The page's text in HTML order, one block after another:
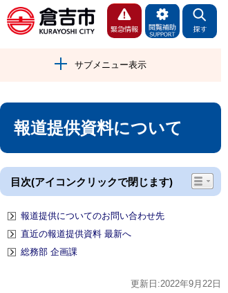
サブメニュー表示
報道提供資料について
目次(アイコンクリックで閉じます)
報道提供についてのお問い合わせ先
直近の報道提供資料 最新へ
総務部 企画課
更新日:2022年9月22日